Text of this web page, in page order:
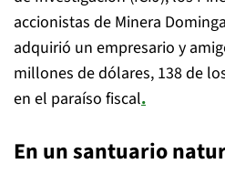
accionistas de Minera
adquirió un empresario y
millones de dólares, 138 de
en el paraíso fiscal.
En un santuario